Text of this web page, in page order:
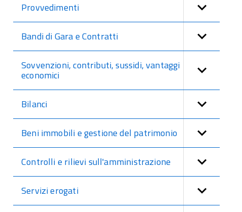
Provvedimenti
Bandi di Gara e Contratti
Sovvenzioni, contributi, sussidi, vantaggi
economici
Bilanci
Beni immobili e gestione del patrimonio
Controlli e rilievi sull'amministrazione
Servizi erogati